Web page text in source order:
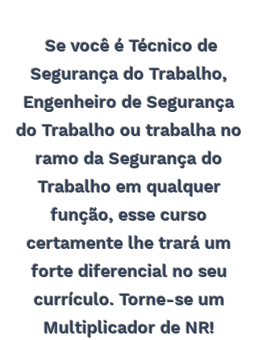
Se você é Técnico de
Segurança do Trabalho,
Engenheiro de Segurança
do Trabalho ou trabalha no
ramo da Segurança do
Trabalho em qualquer
função, esse curso
certamente lhe trará um
forte diferencial no seu
currículo. Torne-se um
Multiplicador de NR!